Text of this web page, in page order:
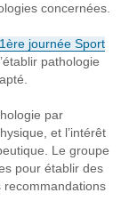
concernées.
1ère journée Sport
pathologie
par
et l’intérêt
Le groupe
pour établir des
recommandations